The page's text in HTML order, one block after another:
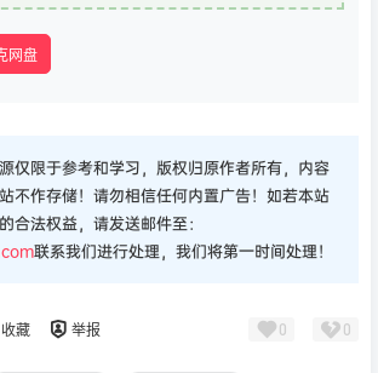
网盘
仅限于参考和学习，版权归原作者所有，内容
不作存储！请勿相信任何内置广告！如若本站
合法权益，请发送邮件至：
联系我们进行处理，我们将第一时间处理！
收藏 举报 0 0